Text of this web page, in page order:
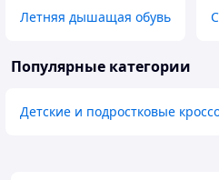
Летняя дышащая обувь
Популярные категории
Детские и подростковые